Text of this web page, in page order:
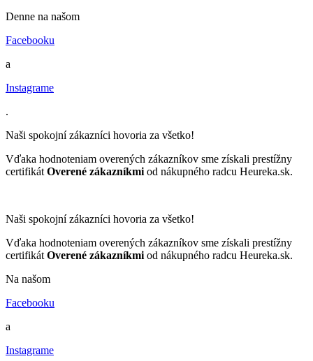
Denne na našom
Facebooku
a
Instagrame
.
Naši spokojní zákazníci hovoria za všetko!
Vďaka hodnoteniam overených zákazníkov sme získali prestížny
certifikát Overené zákazníkmi od nákupného radcu Heureka.sk.
Naši spokojní zákazníci hovoria za všetko!
Vďaka hodnoteniam overených zákazníkov sme získali prestížny
certifikát Overené zákazníkmi od nákupného radcu Heureka.sk.
Na našom
Facebooku
a
Instagrame